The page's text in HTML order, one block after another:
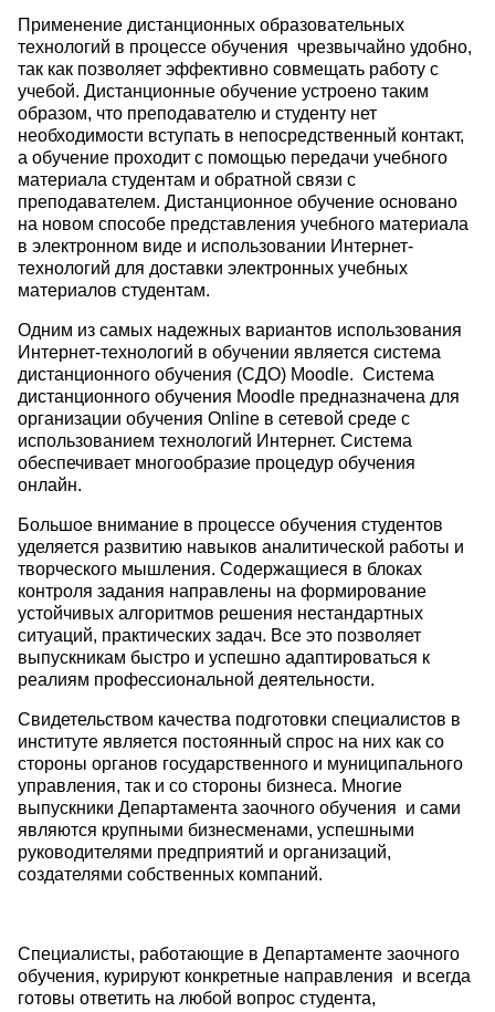
Применение дистанционных образовательных
технологий в процессе обучения чрезвычайно удобно,
так как позволяет эффективно совмещать работу с
учебой. Дистанционные обучение устроено таким
образом, что преподавателю и студенту нет
необходимости вступать в непосредственный контакт,
а обучение проходит с помощью передачи учебного
материала студентам и обратной связи с
преподавателем. Дистанционное обучение основано
на новом способе представления учебного материала
в электронном виде и использовании Интернет-
технологий для доставки электронных учебных
материалов студентам.
Одним из самых надежных вариантов использования
Интернет-технологий в обучении является система
дистанционного обучения (СДО) Moodle. Система
дистанционного обучения Moodle предназначена для
организации обучения Online в сетевой среде с
использованием технологий Интернет. Система
обеспечивает многообразие процедур обучения
онлайн.
Большое внимание в процессе обучения студентов
уделяется развитию навыков аналитической работы и
творческого мышления. Содержащиеся в блоках
контроля задания направлены на формирование
устойчивых алгоритмов решения нестандартных
ситуаций, практических задач. Все это позволяет
выпускникам быстро и успешно адаптироваться к
реалиям профессиональной деятельности.
Свидетельством качества подготовки специалистов в
институте является постоянный спрос на них как со
стороны органов государственного и муниципального
управления, так и со стороны бизнеса. Многие
выпускники Департамента заочного обучения и сами
являются крупными бизнесменами, успешными
руководителями предприятий и организаций,
создателями собственных компаний.
Специалисты, работающие в Департаменте заочного
обучения, курируют конкретные направления и всегда
готовы ответить на любой вопрос студента,